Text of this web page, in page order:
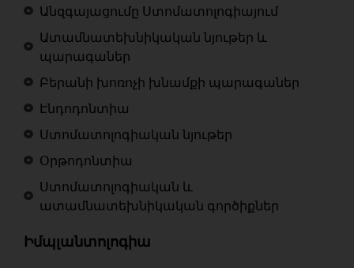
Անզգայացումը Ստոմատոլոգիայում
Ատամնատեխնիկական նյութեր և
պարագաներ
Բերանի խոռոչի խնամքի պարագաներ
Էնդոդոնտիա
Ստոմատոլոգիական նյութեր
Օրթոդոնտիա
Ստոմատոլոգիական և
ատամնատեխնիկական գործիքներ
Իմպլանտոլոգիա